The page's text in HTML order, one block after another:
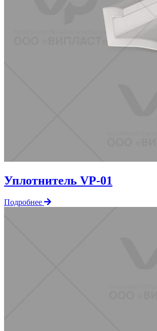
Уплотнитель VP-01
Подробнее